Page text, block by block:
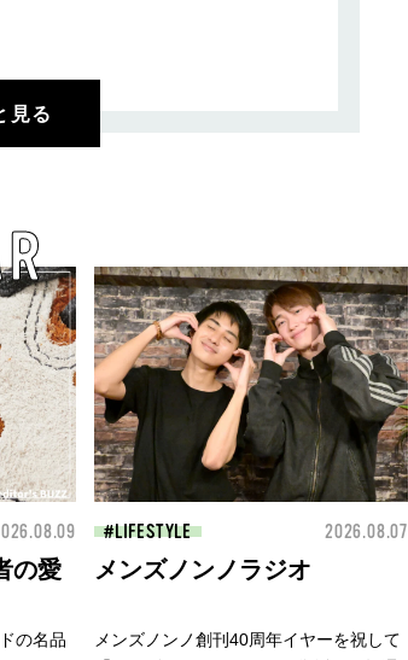
見る
の愛
の名品
LIFESTYLE 2026.08.07
メンズノンノラジオ
メンズノンノ創刊40周年イヤーを祝して